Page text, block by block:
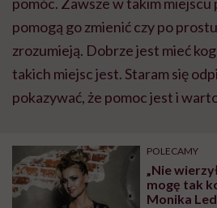
pomogą go zmienić czy po
zrozumieją. Dobrze jest mieć
takich miejsc jest. Staram się
pokazywać, że pomoc jest i
POLECAMY
„Nie
mogę tak
Monika